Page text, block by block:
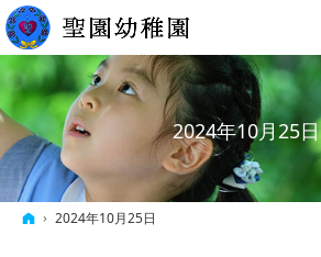
2024年10月25日
ホーム
2024年10月25日